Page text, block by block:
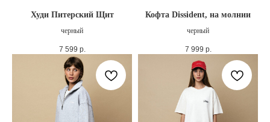
Худи Питерский Щит
черный
7 599 р.
Кофта Dissident, на молнии
черный
7 999 р.